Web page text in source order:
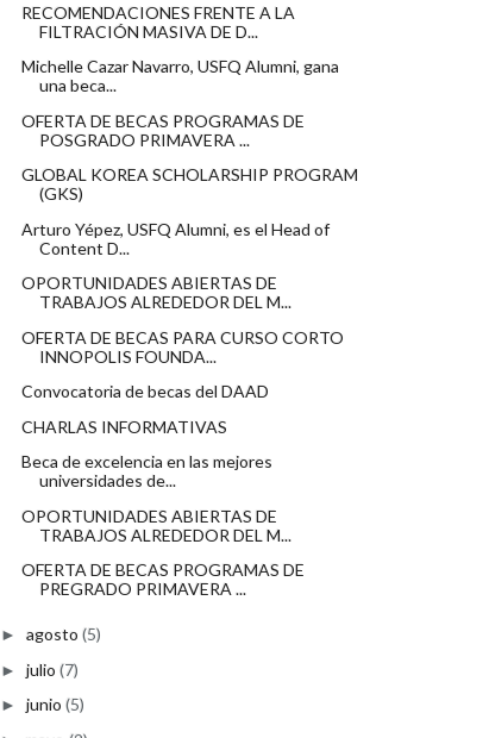
RECOMENDACIONES FRENTE A LA
FILTRACIÓN MASIVA DE D...
Michelle Cazar Navarro, USFQ Alumni, gana
una beca...
OFERTA DE BECAS PROGRAMAS DE
POSGRADO PRIMAVERA ...
GLOBAL KOREA SCHOLARSHIP PROGRAM
(GKS)
Arturo Yépez, USFQ Alumni, es el Head of
Content D...
OPORTUNIDADES ABIERTAS DE
TRABAJOS ALREDEDOR DEL M...
OFERTA DE BECAS PARA CURSO CORTO
INNOPOLIS FOUNDA...
Convocatoria de becas del DAAD
CHARLAS INFORMATIVAS
Beca de excelencia en las mejores
universidades de...
OPORTUNIDADES ABIERTAS DE
TRABAJOS ALREDEDOR DEL M...
OFERTA DE BECAS PROGRAMAS DE
PREGRADO PRIMAVERA ...
► agosto (5)
► julio (7)
► junio (5)